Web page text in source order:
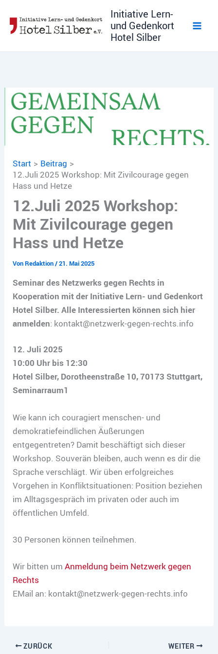
Inhalt
springen
Initiative Lern-
und Gedenkort
Hotel Silber
Start
Beitrag
12.Juli 2025 Workshop: Mit Zivilcourage gegen
Hass und Hetze
12.Juli 2025 Workshop:
Mit Zivilcourage gegen
Hass und Hetze
VonRedaktion/21. Mai 2025
Seminar des Netzwerks gegen Rechts in
Kooperation mit der Initiative Lern- und Gedenkort
Hotel Silber. Alle Interessierten können sich hier
anmelden: kontakt@netzwerk-gegen-rechts.info
12. Juli 2025
10:00 Uhr bis 12:30
Hotel Silber, Dorotheenstraße 10, 70173 Stuttgart,
Seminarraum1
Wie kann ich couragiert menschen- und
demokratiefeindlichen Äußerungen
entgegentreten? Damit beschäftigt sich dieser
Workshop. Souverän bleiben, auch wenn es dir die
Sprache verschlägt. Wir üben erfolgreiches
Vorgehen in Konfliktsituationen: Position beziehen
im Alltagsgespräch im privaten oder auch im
öffentlichen Umfeld.
30 Personen können teilnehmen.
Wir bitten umAnmeldung beim Netzwerk gegen
Rechts
EMail an: kontakt@netzwerk-gegen-rechts.info
ZURÜCK WEITER